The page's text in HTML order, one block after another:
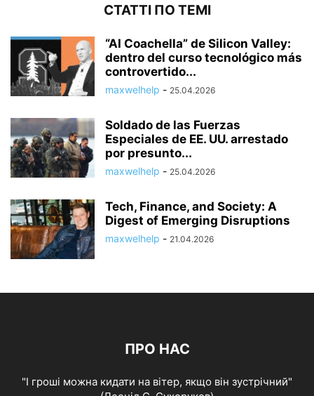
СТАТТІ ПО ТЕМІ
“AI Coachella” de Silicon Valley:
dentro del curso tecnológico más
controvertido...
maxwelhelp - 25.04.2026
Soldado de las Fuerzas
Especiales de EE. UU. arrestado
por presunto...
maxwelhelp - 25.04.2026
Tech, Finance, and Society: A
Digest of Emerging Disruptions
maxwelhelp - 21.04.2026
ПРО НАС
"І гроші можна кидати на вітер, якщо він зустрічний"